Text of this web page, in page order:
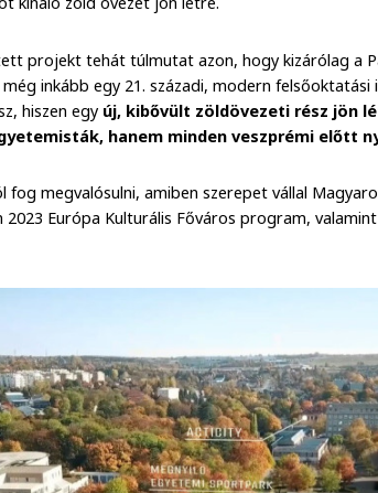
projekt tehát túlmutat azon, hogy kizárólag a
inkább egy 21. századi, modern felsőoktatási
hiszen egy új, kibővült zöldövezeti rész jön
hanem minden veszprémi előtt
fog megvalósulni, amiben szerepet vállal
Európa Kulturális Főváros program,